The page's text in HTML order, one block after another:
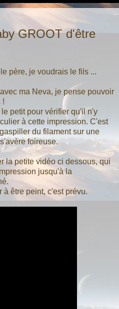
GROOT d'être
père, je voudrais le fils ...
ma Neva, je pense pouvoir
!
petit pour vérifier qu'il n'y
à cette impression. C'est
du filament sur une
foireuse.
la petite vidéo ci dessous, qui
jusqu'à la
à être peint, c'est prévu.